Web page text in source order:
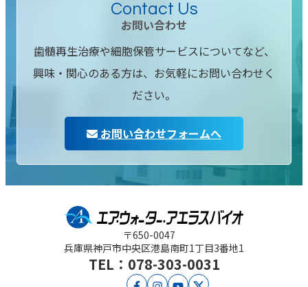
Contact Us
お問い合わせ
歯髄再生治療や細胞保管サービスについてなど、
興味・関心のある方は、お気軽にお問い合わせく
ださい。
お問い合わせフォームへ
〒650-0047
兵庫県神戸市中央区港島南町1丁目3番地1
TEL：078-303-0031